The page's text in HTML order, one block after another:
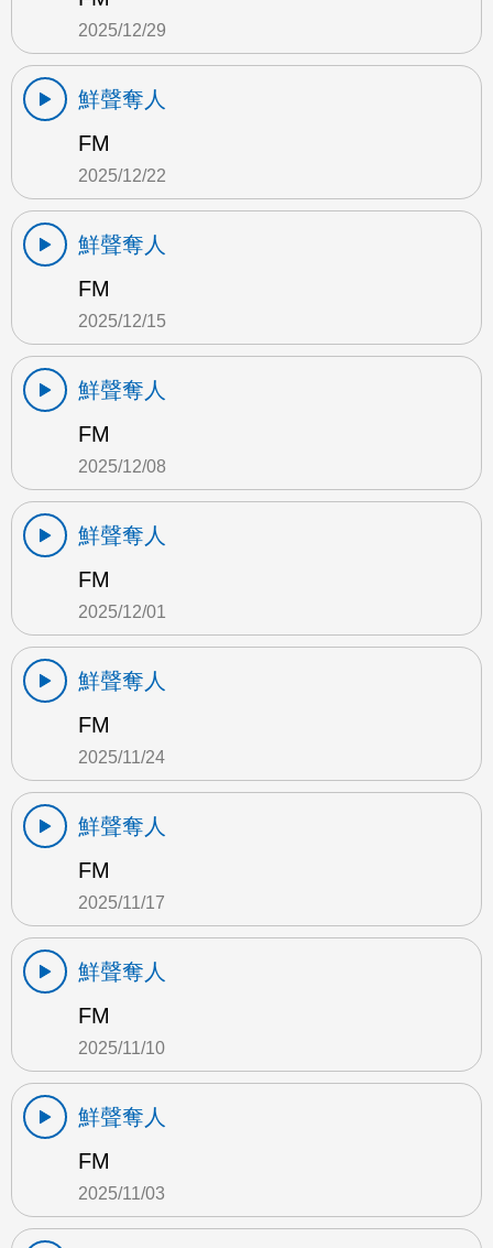
2025/12/29
鮮聲奪人
FM
2025/12/22
鮮聲奪人
FM
2025/12/15
鮮聲奪人
FM
2025/12/08
鮮聲奪人
FM
2025/12/01
鮮聲奪人
FM
2025/11/24
鮮聲奪人
FM
2025/11/17
鮮聲奪人
FM
2025/11/10
鮮聲奪人
FM
2025/11/03